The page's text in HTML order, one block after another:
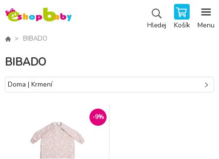
Hledej Košík Menu
BIBADO
BIBADO
Doma | Krmení
-9%